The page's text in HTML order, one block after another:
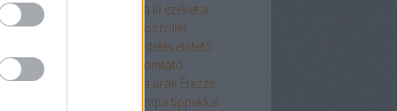
Marketingben? Próbálja ki ezeket a
elegáns ruha
Elektromos roller
élelmiszer rendelés előtető
toló erkélyajtó
epson nyomtató
ár
ereszcsatorna árak Érezze
profinak ezekkel a Netlámpa tippekkel